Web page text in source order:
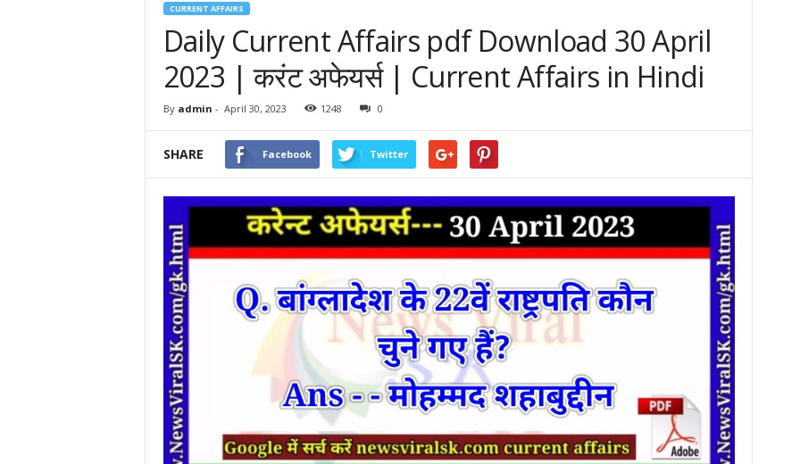
CURRENT AFFAIRS
Daily Current Affairs pdf Download 30 April
2023 | करंट अफेयर्स | Current Affairs in Hindi
By admin - April 30, 2023 1248 0
SHARE Facebook Twitter